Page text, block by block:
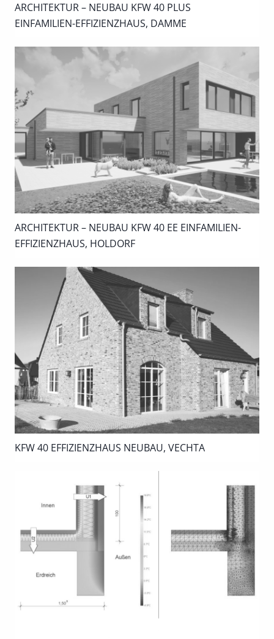
ARCHITEKTUR – NEUBAU KFW 40 PLUS
EINFAMILIEN-EFFIZIENZHAUS, DAMME
ARCHITEKTUR – NEUBAU KFW 40 EE EINFAMILIEN-
EFFIZIENZHAUS, HOLDORF
KFW 40 EFFIZIENZHAUS NEUBAU, VECHTA